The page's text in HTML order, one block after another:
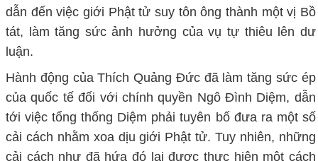
dẫn đến việc giới Phật tử suy tôn ông thành một vị Bồ
tát, làm tăng sức ảnh hưởng của vụ tự thiêu lên dư
luận.
Hành động của Thích Quảng Đức đã làm tăng sức ép
của quốc tế đối với chính quyền Ngô Đình Diệm, dẫn
tới việc tổng thống Diệm phải tuyên bố đưa ra một số
cải cách nhằm xoa dịu giới Phật tử. Tuy nhiên, những
cải cách như đã hứa đó lại được thực hiện một cách